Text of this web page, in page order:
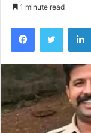
1 minute read
FacebookTwitter